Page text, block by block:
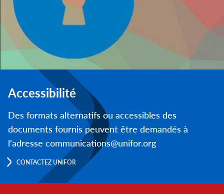
Accessibilité
Des formats alternatifs ou accessibles des
documents fournis peuvent être demandés à
l’adresse communications@unifor.org
CONTACTEZ UNIFOR